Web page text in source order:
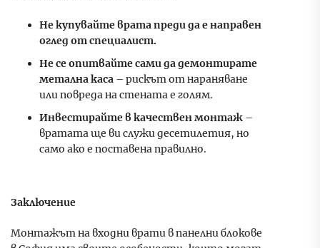
Не купувайте врата преди да е направен
оглед от специалист.
Не се опитвайте сами да демонтирате
метална каса – рискът от нараняване
или повреда на стената е голям.
Инвестирайте в качествен монтаж –
вратата ще ви служи десетилетия, но
само ако е поставена правилно.
Заключение
Монтажът на входни врати в панелни блокове